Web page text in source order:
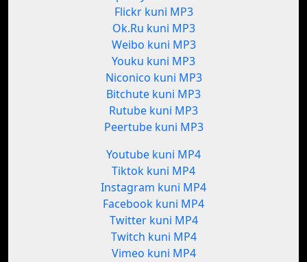
Flickr kuni MP3
Ok.Ru kuni MP3
Weibo kuni MP3
Youku kuni MP3
Niconico kuni MP3
Bitchute kuni MP3
Rutube kuni MP3
Peertube kuni MP3
Youtube kuni MP4
Tiktok kuni MP4
Instagram kuni MP4
Facebook kuni MP4
Twitter kuni MP4
Twitch kuni MP4
Vimeo kuni MP4